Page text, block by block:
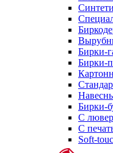
Бирки-
Бирки-
Бирки-
С
С
Soft-